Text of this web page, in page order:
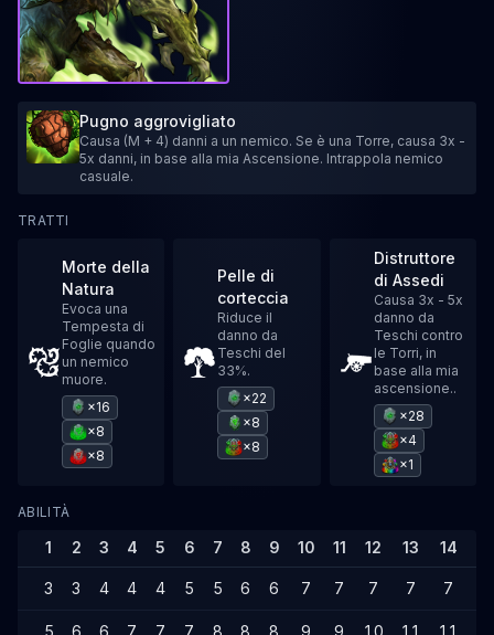
Pugno aggrovigliato
Causa (M + 4) danni a un nemico. Se è una Torre, causa 3x -
5x danni, in base alla mia Ascensione. Intrappola nemico
casuale.
TRATTI
Morte della
Natura
Evoca una
Tempesta di
Foglie quando
un nemico
muore.
×16
×8
×8
Pelle di
corteccia
Riduce il
danno da
Teschi del
33%.
×22
×8
×8
Distruttore
di Assedi
Causa 3x - 5x
danno da
Teschi contro
le Torri, in
base alla mia
ascensione..
×28
×4
×1
ABILITÀ
1 2 3 4 5 6 7 8 9 10 11 12 13 14
3 3 4 4 4 5 5 6 6 7 7 7 7 7
5 6 6 7 7 7 8 8 8 9 9 10 11 11